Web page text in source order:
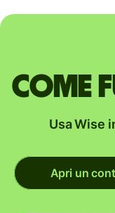
Come
Usa Wise
Apri un